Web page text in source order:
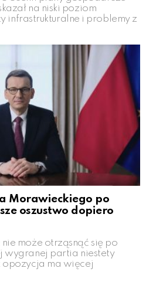
na niski poziom
infrastrukturalne i problemy z
Morawieckiego po
oszustwo dopiero
może otrząsnąć się po
wygranej partia niestety
opozycja ma więcej